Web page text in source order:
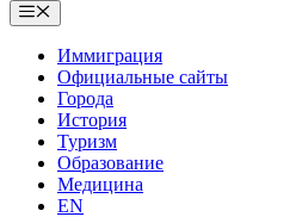
Меню
Иммиграция
Официальные сайты
Города
История
Туризм
Образование
Медицина
EN